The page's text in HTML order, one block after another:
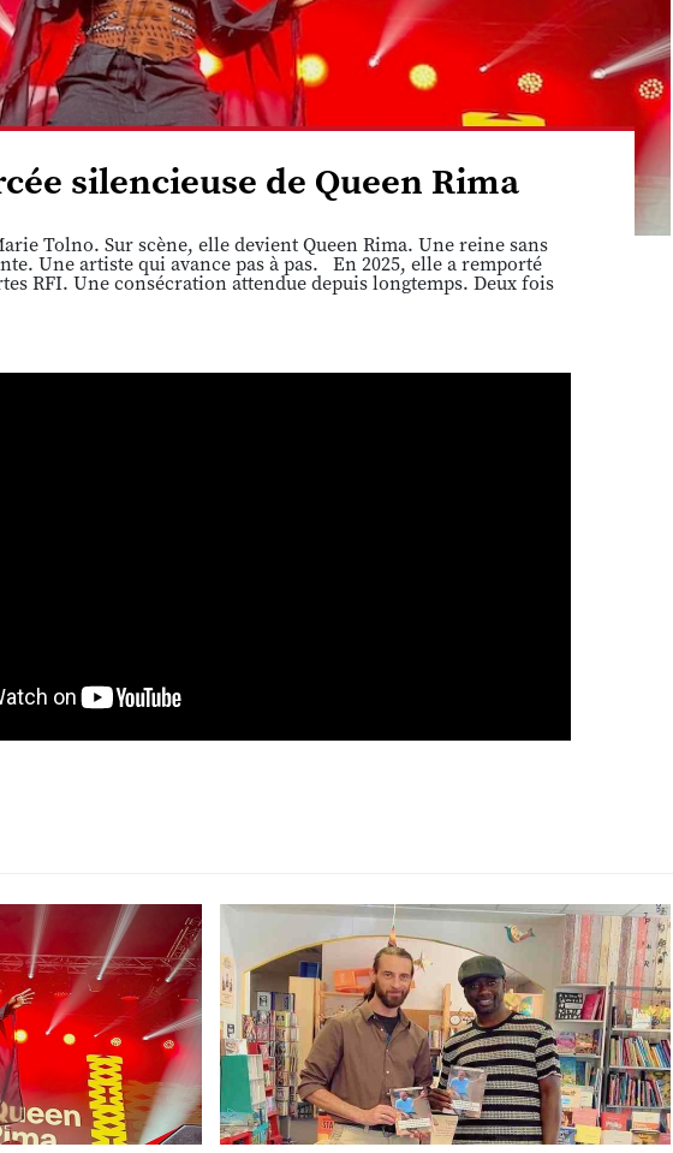
silencieuse de Queen Rima
Tolno. Sur scène, elle devient Queen Rima. Une reine sans
Une artiste qui avance pas à pas. En 2025, elle a remporté
RFI. Une consécration attendue depuis longtemps. Deux fois